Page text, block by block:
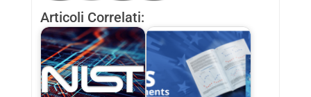
Articoli Correlati: